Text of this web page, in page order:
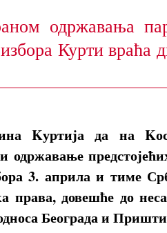
одржавања
Курти враћа
Kуртија да на
одржавање
3. априла и тиме
права, довешће до
Београда и